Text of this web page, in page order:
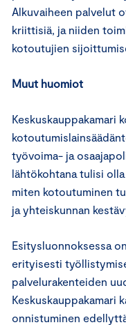
Alkuvaiheen palvelut
kriittisiä, ja niiden
kotoutujien
Muut huomiot
Keskuskauppakamari
työvoima- ja
lähtökohtana tulisi
miten kotoutuminen
ja yhteiskunnan
Esitysluonnoksessa
erityisesti
palvelurakenteiden
Keskuskauppakamari
onnistuminen